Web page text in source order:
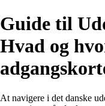
Guide til
Hvad og
At navigere i det danske